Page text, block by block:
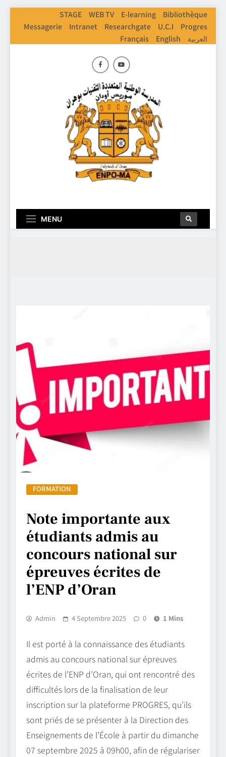
STAGE WEB TV E-learning
Bibliothèque
Messagerie
Intranet Researchgate U.C.I
Progres
Français
English العربية
MENU
FORMATION
Note importante aux
étudiants admis au
concours national sur
épreuves écrites de
l’ENP d’Oran
Admin 4 Septembre 2025 0 1 Mins
Il est porté à la connaissance des étudiants
admis au concours national sur épreuves
écrites de l’ENP d’Oran, qui ont rencontré des
difficultés lors de la finalisation de leur
inscription sur la plateforme PROGRES, qu’ils
sont priés de se présenter à la Direction des
Enseignements de l’École à partir du dimanche
07 septembre 2025 à 09h00, afin de régulariser